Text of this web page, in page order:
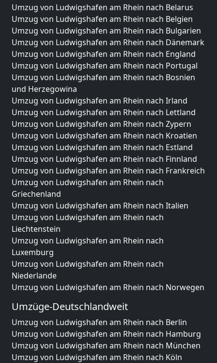
Umzug von Ludwigshafen am Rhein nach Belarus
Umzug von Ludwigshafen am Rhein nach Belgien
Umzug von Ludwigshafen am Rhein nach Bulgarien
Umzug von Ludwigshafen am Rhein nach Dänemark
Umzug von Ludwigshafen am Rhein nach England
Umzug von Ludwigshafen am Rhein nach Portugal
Umzug von Ludwigshafen am Rhein nach Bosnien
und Herzegowina
Umzug von Ludwigshafen am Rhein nach Irland
Umzug von Ludwigshafen am Rhein nach Lettland
Umzug von Ludwigshafen am Rhein nach Zypern
Umzug von Ludwigshafen am Rhein nach Kroatien
Umzug von Ludwigshafen am Rhein nach Estland
Umzug von Ludwigshafen am Rhein nach Finnland
Umzug von Ludwigshafen am Rhein nach Frankreich
Umzug von Ludwigshafen am Rhein nach
Griechenland
Umzug von Ludwigshafen am Rhein nach Italien
Umzug von Ludwigshafen am Rhein nach
Liechtenstein
Umzug von Ludwigshafen am Rhein nach
Luxemburg
Umzug von Ludwigshafen am Rhein nach
Niederlande
Umzug von Ludwigshafen am Rhein nach Norwegen
Umzüge-Deutschlandweit
Umzug von Ludwigshafen am Rhein nach Berlin
Umzug von Ludwigshafen am Rhein nach Hamburg
Umzug von Ludwigshafen am Rhein nach München
Umzug von Ludwigshafen am Rhein nach Köln